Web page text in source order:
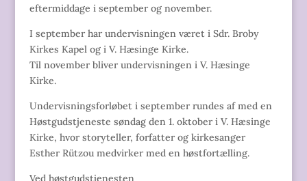
eftermiddage i september og november.
I september har undervisningen været i Sdr. Broby
Kirkes Kapel og i V. Hæsinge Kirke.
Til november bliver undervisningen i V. Hæsinge
Kirke.
Undervisningsforløbet i september rundes af med en
Høstgudstjeneste søndag den 1. oktober i V. Hæsinge
Kirke, hvor storyteller, forfatter og kirkesanger
Esther Rützou medvirker med en høstfortælling.
Ved høstgudstjenesten